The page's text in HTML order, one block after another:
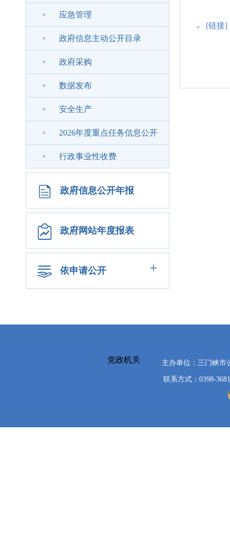
应急管理
政府信息主动公开目录
政府采购
数据发布
安全生产
2026年度重点任务信息公开
行政事业性收费
政府信息公开年报
政府网站年度报表
依申请公开 +
[链接]
党政机关 主办单位：三门峡
联系方式：0398-